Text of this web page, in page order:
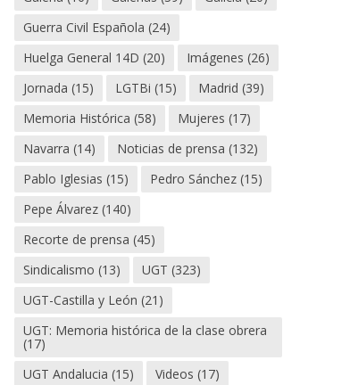
Guerra Civil Española (24)
Huelga General 14D (20) Imágenes (26)
Jornada (15) LGTBi (15) Madrid (39)
Memoria Histórica (58) Mujeres (17)
Navarra (14) Noticias de prensa (132)
Pablo Iglesias (15) Pedro Sánchez (15)
Pepe Álvarez (140)
Recorte de prensa (45)
Sindicalismo (13) UGT (323)
UGT-Castilla y León (21)
UGT: Memoria histórica de la clase obrera
(17)
UGT Andalucia (15) Videos (17)